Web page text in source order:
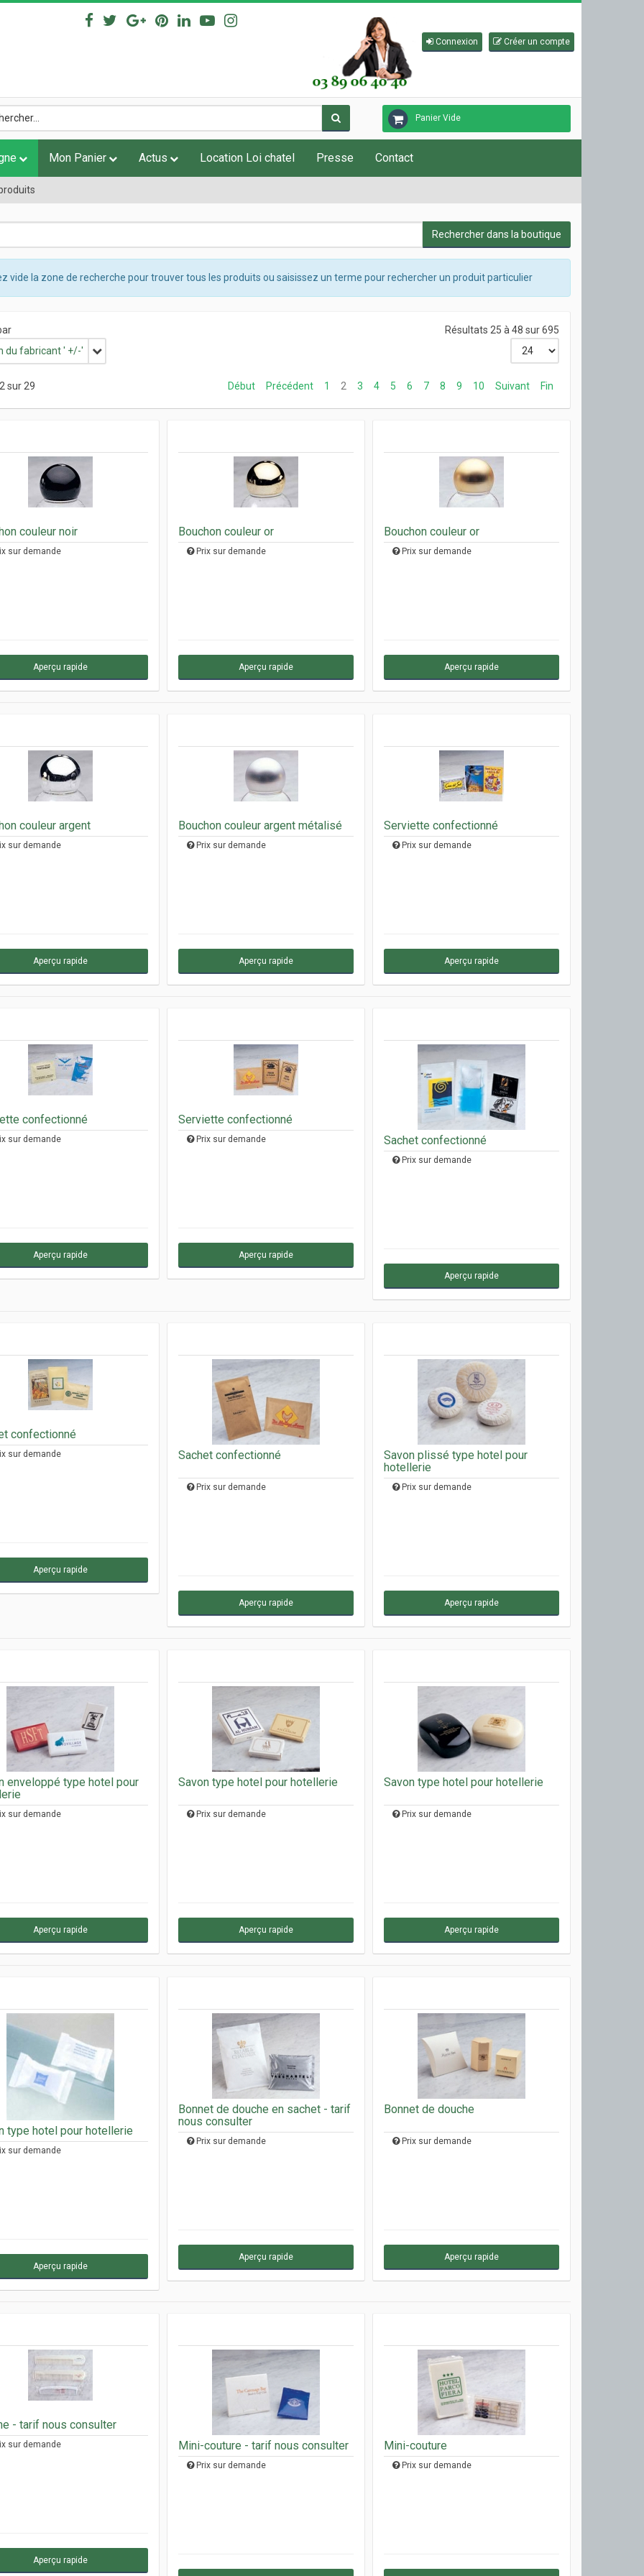
Connexion Créer un compte
Panier Vide
Mon Panier Actus Location Loi chatel Presse Contact
vide la zone de recherche pour trouver tous les produits ou saisissez un terme pour rechercher un produit particulier
du fabricant ' +/-'
Résultats 25 à 48 sur 695
Début Précédent 1 2 3 4 5 6 7 8 9 10 Suivant Fin
sur 29
couleur noir
sur demande
Aperçu rapide
Bouchon couleur or
Prix sur demande
Aperçu rapide
Bouchon couleur or
Prix sur demande
Aperçu rapide
couleur argent
sur demande
Aperçu rapide
Bouchon couleur argent métalisé
Prix sur demande
Aperçu rapide
Serviette confectionné
Prix sur demande
Aperçu rapide
confectionné
sur demande
Aperçu rapide
Serviette confectionné
Prix sur demande
Aperçu rapide
Sachet confectionné
Prix sur demande
Aperçu rapide
confectionné
sur demande
Aperçu rapide
Sachet confectionné
Prix sur demande
Aperçu rapide
Savon plissé type hotel pour
hotellerie
Prix sur demande
Aperçu rapide
enveloppé type hotel pour
sur demande
Aperçu rapide
Savon type hotel pour hotellerie
Prix sur demande
Aperçu rapide
Savon type hotel pour hotellerie
Prix sur demande
Aperçu rapide
type hotel pour hotellerie
sur demande
Aperçu rapide
Bonnet de douche en sachet - tarif
nous consulter
Prix sur demande
Aperçu rapide
Bonnet de douche
Prix sur demande
Aperçu rapide
- tarif nous consulter
sur demande
Aperçu rapide
Mini-couture - tarif nous consulter
Prix sur demande
Mini-couture
Prix sur demande